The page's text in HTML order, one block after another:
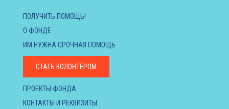
ПОЛУЧИТЬ ПОМОЩЬ!
О ФОНДЕ
ИМ НУЖНА СРОЧНАЯ ПОМОЩЬ
СТАТЬ ВОЛОНТЁРОМ
ПРОЕКТЫ ФОНДА
КОНТАКТЫ И РЕКВИЗИТЫ